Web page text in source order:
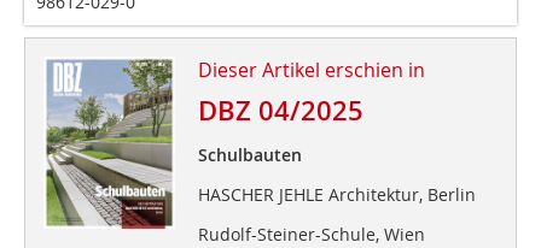
Dieser Artikel erschien in
DBZ 04/2025
Schulbauten
HASCHER JEHLE Architektur, Berlin
Rudolf-Steiner-Schule, Wien